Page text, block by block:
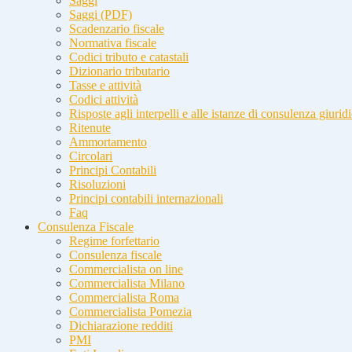
Saggi (PDF)
Scadenzario fiscale
Normativa fiscale
Codici tributo e catastali
Dizionario tributario
Tasse e attività
Codici attività
Risposte agli interpelli e alle istanze di consulenza
Ritenute
Ammortamento
Circolari
Principi Contabili
Risoluzioni
Principi contabili internazionali
Faq
Consulenza Fiscale
Regime forfettario
Consulenza fiscale
Commercialista on line
Commercialista Milano
Commercialista Roma
Commercialista Pomezia
Dichiarazione redditi
PMI